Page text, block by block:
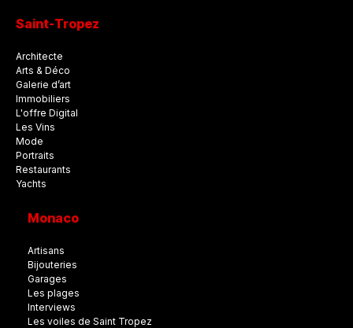
Saint-Tropez
Architecte
Arts & Déco
Galerie d’art
Immobiliers
L'offre Digital
Les Vins
Mode
Portraits
Restaurants
Yachts
Monaco
Artisans
Bijouteries
Garages
Les plages
Interviews
Les voiles de Saint Tropez